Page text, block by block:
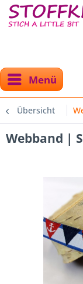
Menü
Übersicht
Webband |